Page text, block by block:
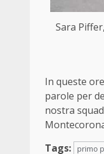
Sara
In queste
parole per
nostra
Tags:
primo